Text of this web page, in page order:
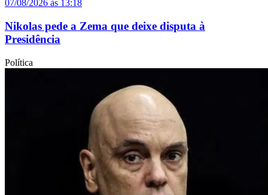
07/08/2026 às 13:18
Nikolas pede a Zema que deixe disputa à
Presidência
Política